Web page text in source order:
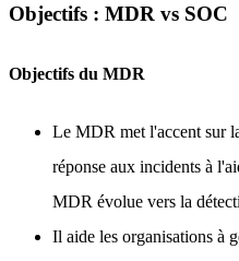
Objectifs : MDR vs SOC
Objectifs du MDR
Le MDR met l'accent sur
réponse aux incidents à
MDR évolue vers la
Il aide les organisations à